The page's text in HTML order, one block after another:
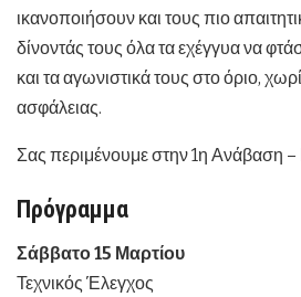
ικανοποιήσουν και τους πιο
δίνοντάς τους όλα τα εχέγγυα να
και τα αγωνιστικά τους στο όριο,
ασφάλειας.
Σας περιμένουμε στην 1η Ανάβαση –
Πρόγραμμα
Σάββατο 15 Μαρτίου
Τεχνικός Έλεγχος